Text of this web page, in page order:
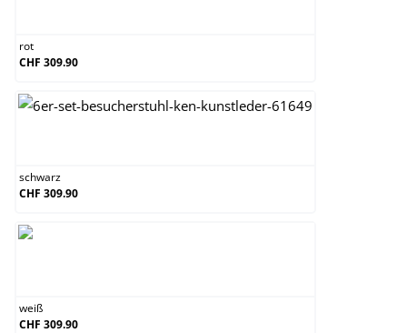
rot
CHF 309.90
schwarz
CHF 309.90
weiß
CHF 309.90